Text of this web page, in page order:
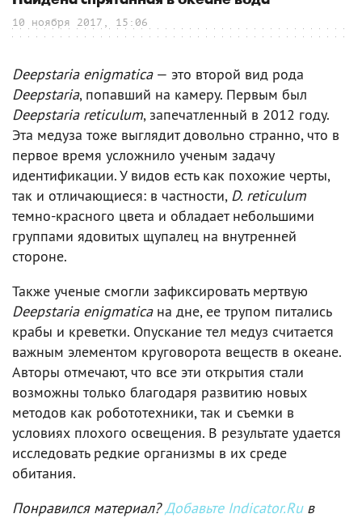
10 ноября 2017, 15:06
Deepstaria enigmatica— это второй вид рода
Deepstaria, попавший на камеру. Первым был
Deepstaria reticulum, запечатленный в 2012 году.
Эта медуза тоже выглядит довольно странно, что в
первое время усложнило ученым задачу
идентификации. У видов есть как похожие черты,
так и отличающиеся: в частности, D. reticulum
темно-красного цвета и обладает небольшими
группами ядовитых щупалец на внутренней
стороне.
Также ученые смогли зафиксировать мертвую
Deepstaria enigmaticaна дне, ее трупом питались
крабы и креветки. Опускание тел медуз считается
важным элементом круговорота веществ в океане.
Авторы отмечают, что все эти открытия стали
возможны только благодаря развитию новых
методов как робототехники, так и съемки в
условиях плохого освещения. В результате удается
исследовать редкие организмы в их среде
обитания.
Понравился материал?Добавьте Indicator.Ruв